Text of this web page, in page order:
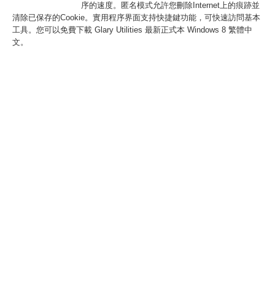
序的速度。匿名模式允許您刪除Internet上的痕跡並
清除已保存的Cookie。實用程序界面支持快捷鍵功能，可快速訪問基本
工具。您可以免費下載 Glary Utilities 最新正式本 Windows 8 繁體中
文。